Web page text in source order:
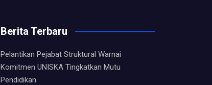
Berita Terbaru
Pelantikan Pejabat Struktural Warnai
Komitmen UNISKA Tingkatkan Mutu
Pendidikan